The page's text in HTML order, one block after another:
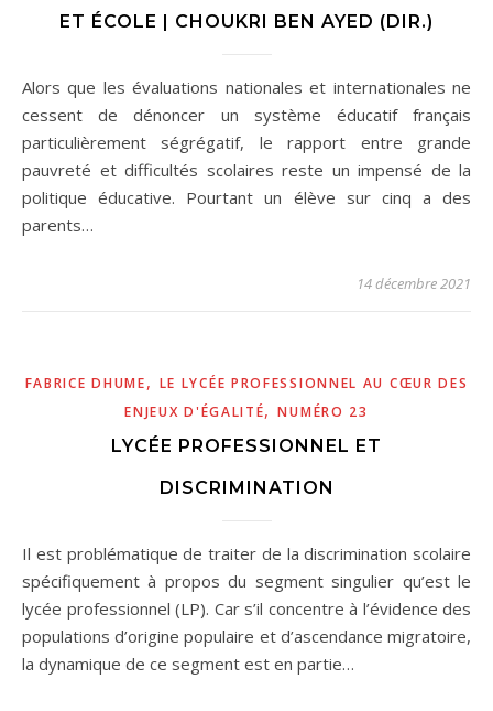
ET ÉCOLE | CHOUKRI BEN AYED (DIR.)
Alors que les évaluations nationales et internationales ne
cessent de dénoncer un système éducatif français
particulièrement ségrégatif, le rapport entre grande
pauvreté et difficultés scolaires reste un impensé de la
politique éducative. Pourtant un élève sur cinq a des
parents…
14 décembre 2021
FABRICE DHUME, LE LYCÉE PROFESSIONNEL AU CŒUR DES
ENJEUX D'ÉGALITÉ,NUMÉRO 23
LYCÉE PROFESSIONNEL ET
DISCRIMINATION
Il est problématique de traiter de la discrimination scolaire
spécifiquement à propos du segment singulier qu’est le
lycée professionnel (LP). Car s’il concentre à l’évidence des
populations d’origine populaire et d’ascendance migratoire,
la dynamique de ce segment est en partie…